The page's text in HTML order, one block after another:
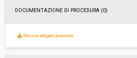
DOCUMENTAZIONE DI PROCEDURA (0)
Nessun allegato presente